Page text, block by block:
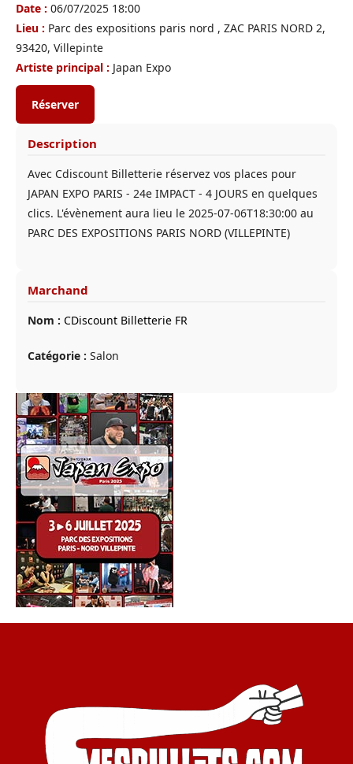
Date : 06/07/2025 18:00
Lieu : Parc des expositions paris nord , ZAC PARIS NORD 2,
93420, Villepinte
Artiste principal : Japan Expo
Réserver
Description
Avec Cdiscount Billetterie réservez vos places pour
JAPAN EXPO PARIS - 24e IMPACT - 4 JOURS en quelques
clics. L'évènement aura lieu le 2025-07-06T18:30:00 au
PARC DES EXPOSITIONS PARIS NORD (VILLEPINTE)
Marchand
Nom : CDiscount Billetterie FR
Catégorie : Salon